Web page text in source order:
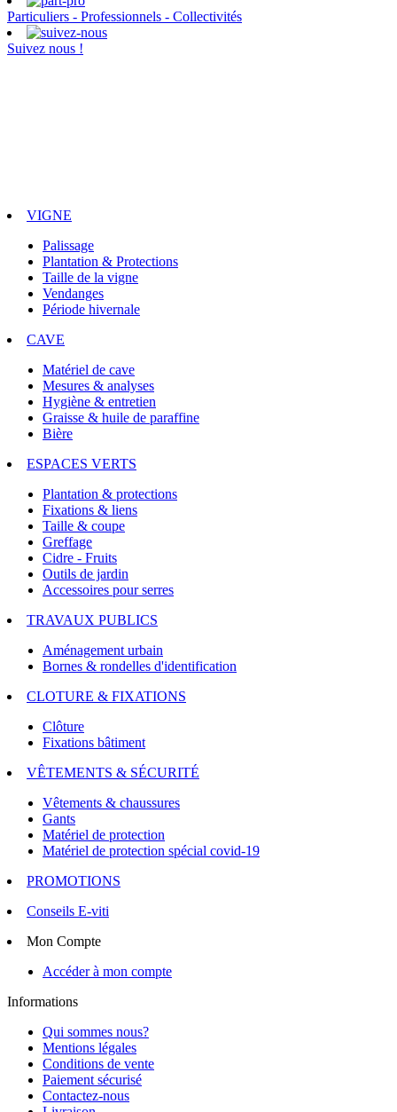
Particuliers - Professionnels - Collectivités
Suivez nous !
VIGNE
Palissage
Plantation & Protections
Taille de la vigne
Vendanges
Période hivernale
CAVE
Matériel de cave
Mesures & analyses
Hygiène & entretien
Graisse & huile de paraffine
Bière
ESPACES VERTS
Plantation & protections
Fixations & liens
Taille & coupe
Greffage
Cidre - Fruits
Outils de jardin
Accessoires pour serres
TRAVAUX PUBLICS
Aménagement urbain
Bornes & rondelles d'identification
CLOTURE & FIXATIONS
Clôture
Fixations bâtiment
VÊTEMENTS & SÉCURITÉ
Vêtements & chaussures
Gants
Matériel de protection
Matériel de protection spécial covid-19
PROMOTIONS
Conseils E-viti
Mon Compte
Accéder à mon compte
Informations
Qui sommes nous?
Mentions légales
Conditions de vente
Paiement sécurisé
Contactez-nous